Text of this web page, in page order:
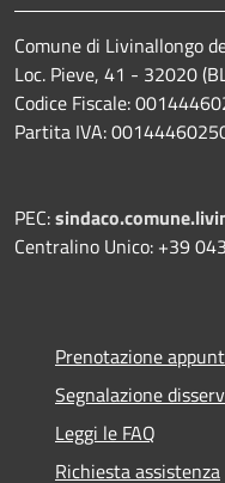
Comune di Livinallongo
Loc. Pieve, 41 - 32020
Codice Fiscale:
Partita IVA:
PEC:
Centralino Unico: +39
Prenotazione
Segnalazione
Leggi le FAQ
Richiesta assistenza